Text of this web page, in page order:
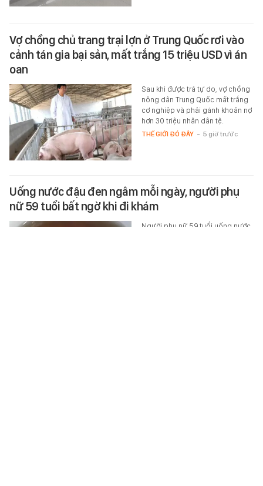
Vợ chồng chủ trang trại lợn ở Trung Quốc rơi vào
cảnh tán gia bại sản, mất trắng 15 triệu USD vì án
oan
Sau khi được trả tự do, vợ chồng
nông dân Trung Quốc mất trắng
cơ nghiệp và phải gánh khoản nợ
hơn 30 triệu nhân dân tệ.
THẾ GIỚI ĐÓ ĐÂY - 5 giờ trước
Uống nước đậu đen ngâm mỗi ngày, người phụ
nữ 59 tuổi bất ngờ khi đi khám
Người phụ nữ 59 tuổi uống nước